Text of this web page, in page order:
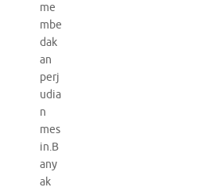
me
mbe
dak
an
perj
udia
n
mes
in.B
any
ak